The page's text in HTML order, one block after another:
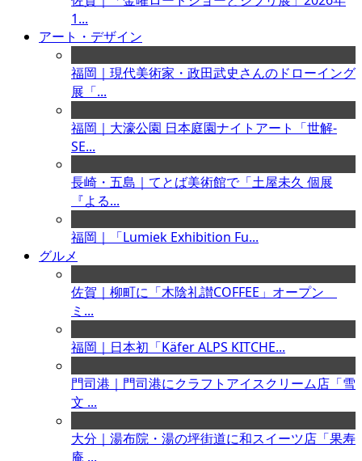
1...
アート・デザイン
福岡｜現代美術家・政田武史さんのドローイング
展「...
福岡｜大濠公園 日本庭園ナイトアート「世解-
SE...
長崎・五島｜てとば美術館で「土屋未久 個展
『よる...
福岡｜「Lumiek Exhibition Fu...
グルメ
佐賀｜柳町に「木陰礼讃COFFEE」オープン
ミ...
福岡｜日本初「Käfer ALPS KITCHE...
門司港｜門司港にクラフトアイスクリーム店「雪
文 ...
大分｜湯布院・湯の坪街道に和スイーツ店「果寿
庵 ...